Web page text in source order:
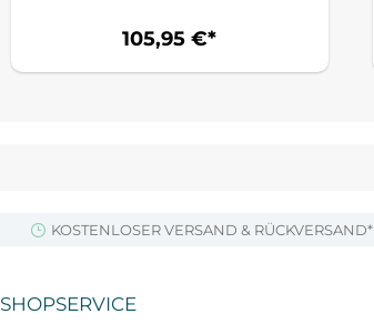
105,95 €*
KOSTENLOSER VERSAND & RÜCKVERSAND*
SHOPSERVICE